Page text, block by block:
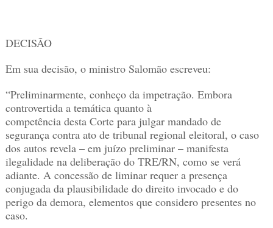
DECISÃO
Em sua decisão, o ministro Salomão escreveu:
“Preliminarmente, conheço da impetração. Embora
controvertida a temática quanto à
competência desta Corte para julgar mandado de
segurança contra ato de tribunal regional eleitoral, o caso
dos autos revela – em juízo preliminar – manifesta
ilegalidade na deliberação do TRE/RN, como se verá
adiante. A concessão de liminar requer a presença
conjugada da plausibilidade do direito invocado e do
perigo da demora, elementos que considero presentes no
caso.